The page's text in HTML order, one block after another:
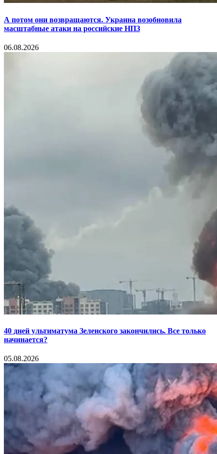
А потом они возвращаются. Украина возобновила
масштабные атаки на российские НПЗ
06.08.2026
40 дней ультиматума Зеленского закончились. Все только
начинается?
05.08.2026